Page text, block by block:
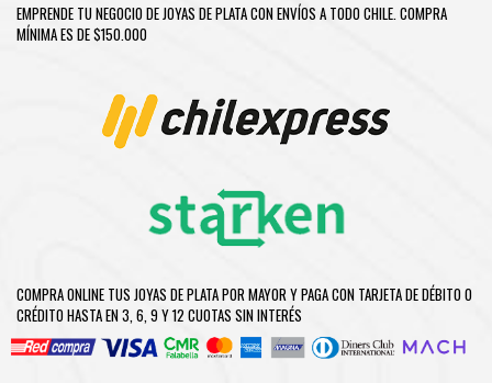
EMPRENDE TU NEGOCIO DE JOYAS DE PLATA CON ENVÍOS A TODO CHILE. COMPRA
MÍNIMA ES DE $150.000
COMPRA ONLINE TUS JOYAS DE PLATA POR MAYOR Y PAGA CON TARJETA DE DÉBITO O
CRÉDITO HASTA EN 3, 6, 9 Y 12 CUOTAS SIN INTERÉS